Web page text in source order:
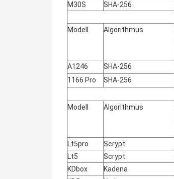
M30S
SHA-256
Modell
Algorithmus
A1246 SHA-256
1166 Pro
SHA-256
Modell
Algorithmus
Lt5pro Scrypt
Lt5
Scrypt
KDbox
Kadena